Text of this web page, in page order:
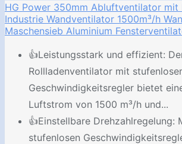
HG Power 350mm Abluftventilator mit
Industrie Wandventilator 1500m³/h
Maschensieb Aluminium
👍Leistungsstark und effizient:
Rollladenventilator mit
Geschwindigkeitsregler bietet
Luftstrom von 1500 m³/h und...
👍Einstellbare Drehzahlregelung:
stufenlosen